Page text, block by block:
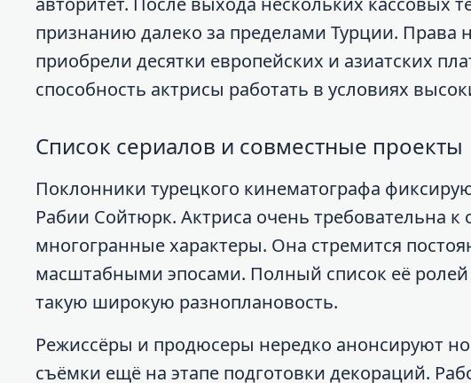
признанию далеко за пределами Турции. Права
приобрели десятки европейских и азиатских
способность актрисы работать в условиях
Список сериалов и совместные проекты
Поклонники турецкого кинематографа
Рабии Сойтюрк. Актриса очень требовательна
многогранные характеры. Она стремится
масштабными эпосами. Полный список её
такую широкую разноплановость.
Режиссёры и продюсеры нередко анонсируют
съёмки ещё на этапе подготовки декораций.